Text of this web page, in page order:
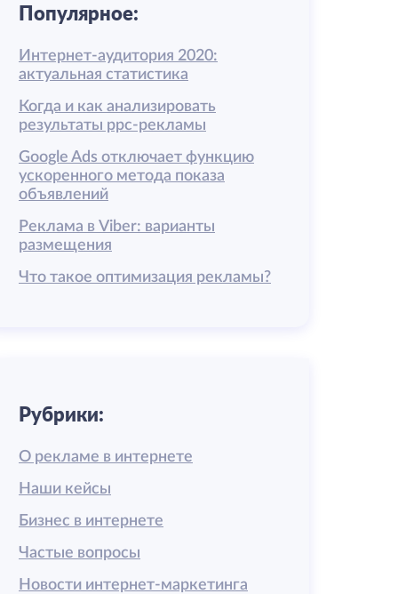
Популярное:
Интернет-аудитория 2020:
актуальная статистика
Когда и как анализировать
результаты ррс-рекламы
Google Ads отключает функцию
ускоренного метода показа
объявлений
Реклама в Viber: варианты
размещения
Что такое оптимизация рекламы?
Рубрики:
О рекламе в интернете
Наши кейсы
Бизнес в интернете
Частые вопросы
Новости интернет-маркетинга